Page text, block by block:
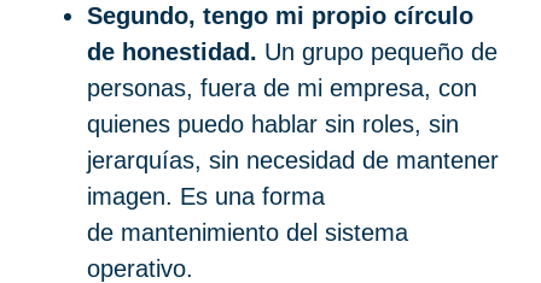
Segundo, tengo mi propio círculo
de honestidad. Un grupo pequeño de
personas, fuera de mi empresa, con
quienes puedo hablar sin roles, sin
jerarquías, sin necesidad de mantener
imagen. Es una forma
de mantenimiento del sistema
operativo.